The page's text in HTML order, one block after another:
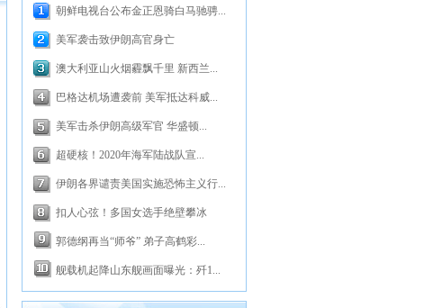
朝鲜电视台公布金正恩骑白马驰骋...
美军袭击致伊朗高官身亡
澳大利亚山火烟霾飘千里 新西兰...
巴格达机场遭袭前 美军抵达科威...
美军击杀伊朗高级军官 华盛顿...
超硬核！2020年海军陆战队宣...
伊朗各界谴责美国实施恐怖主义行...
扣人心弦！多国女选手绝壁攀冰
郭德纲再当“师爷” 弟子高鹤彩...
舰载机起降山东舰画面曝光：歼1...